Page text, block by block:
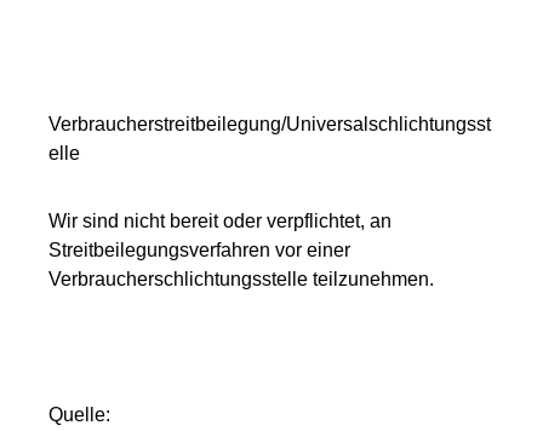
Verbraucherstreitbeilegung/Universalschlichtungsst
elle
Wir sind nicht bereit oder verpflichtet, an
Streitbeilegungsverfahren vor einer
Verbraucherschlichtungsstelle teilzunehmen.
Quelle: